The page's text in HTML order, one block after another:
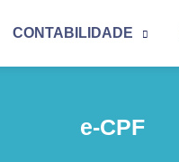
CONTABILIDADE
e-CPF